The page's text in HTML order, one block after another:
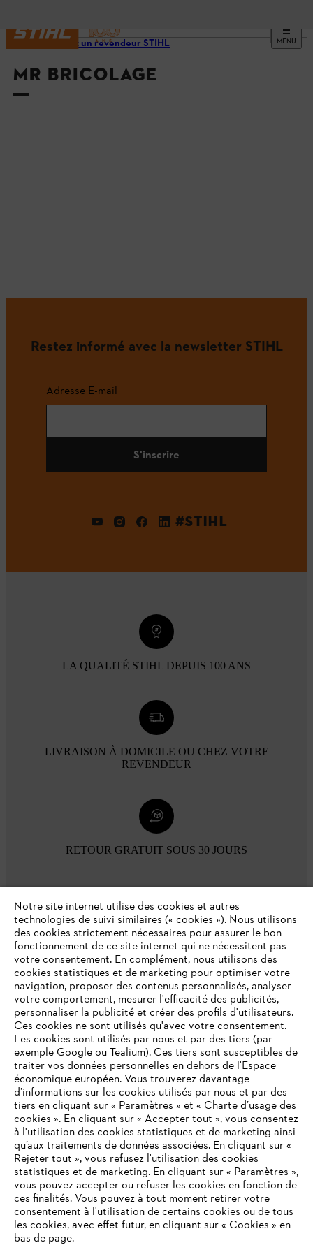
MENU
Trouvez un revendeur STIHL
MR BRICOLAGE
Restez informé avec la newsletter STIHL
Adresse E-mail
S'inscrire
#STIHL
LA QUALITÉ STIHL DEPUIS 100 ANS
LIVRAISON À DOMICILE OU CHEZ VOTRE
REVENDEUR
RETOUR GRATUIT SOUS 30 JOURS
L'Entreprise
Questions / Réponses
Service
Conditions Générales de Vente
VOTRE NAVIGATEUR INTERNET
N'EST PLUS PRIS EN CHARGE
Vous utilisez un navigateur Internet que nous ne prenons plus
en charge, et certaines fonctionnalités de notre site ne
peuvent fonctionner correctement. Pour une utilisation
Notre site internet utilise des cookies et autres
technologies de suivi similaires (« cookies »). Nous utilisons
des cookies strictement nécessaires pour assurer le bon
fonctionnement de ce site internet qui ne nécessitent pas
votre consentement. En complément, nous utilisons des
cookies statistiques et de marketing pour optimiser votre
navigation, proposer des contenus personnalisés, analyser
votre comportement, mesurer l'efficacité des publicités,
personnaliser la publicité et créer des profils d'utilisateurs.
Ces cookies ne sont utilisés qu'avec votre consentement.
Les cookies sont utilisés par nous et par des tiers (par
exemple Google ou Tealium). Ces tiers sont susceptibles de
traiter vos données personnelles en dehors de l'Espace
économique européen. Vous trouverez davantage
d’informations sur les cookies utilisés par nous et par des
tiers en cliquant sur « Paramètres » et « Charte d’usage des
cookies ». En cliquant sur « Accepter tout », vous consentez
à l'utilisation des cookies statistiques et de marketing ainsi
qu’aux traitements de données associées. En cliquant sur «
Rejeter tout », vous refusez l'utilisation des cookies
statistiques et de marketing. En cliquant sur « Paramètres »,
vous pouvez accepter ou refuser les cookies en fonction de
ces finalités. Vous pouvez à tout moment retirer votre
consentement à l'utilisation de certains cookies ou de tous
les cookies, avec effet futur, en cliquant sur « Cookies » en
bas de page.